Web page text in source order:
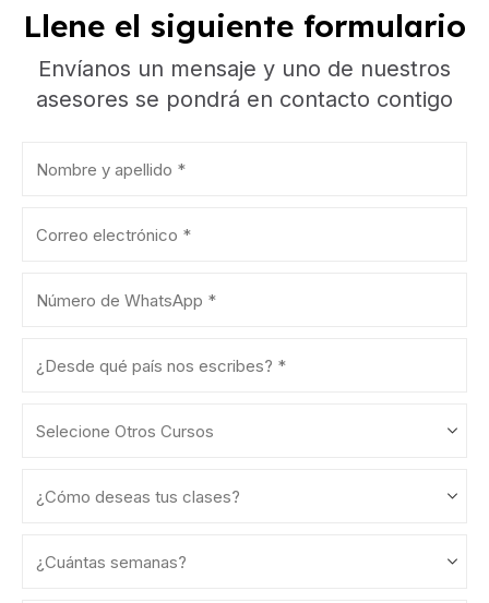
Llene el siguiente formulario
Envíanos un mensaje y uno de nuestros
asesores se pondrá en contacto contigo